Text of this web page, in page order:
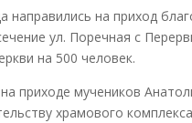
на приход
ул. Поречная с
на 500 человек.
приходе мучеников
храмового